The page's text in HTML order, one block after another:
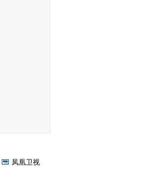
凤凰卫视